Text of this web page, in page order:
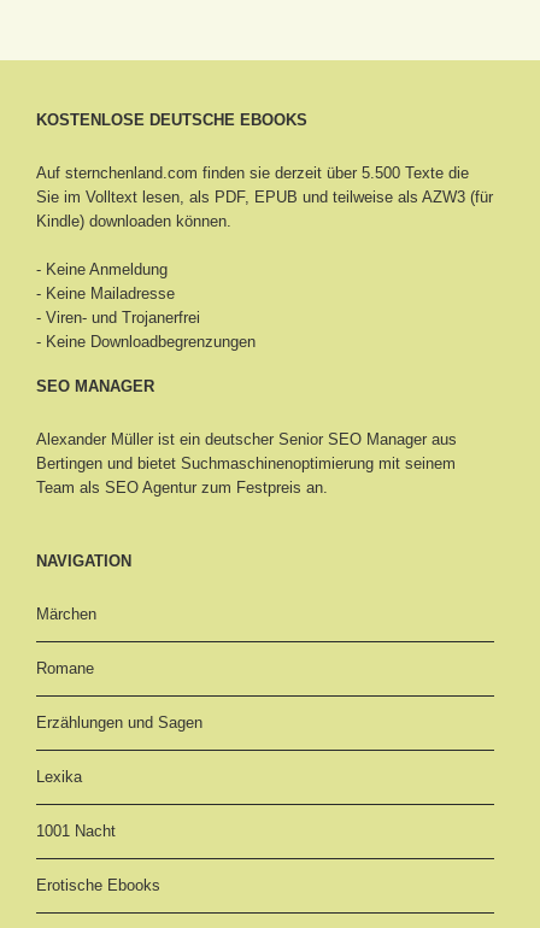
KOSTENLOSE DEUTSCHE EBOOKS
Auf sternchenland.com finden sie derzeit über 5.500 Texte die
Sie im Volltext lesen, als PDF, EPUB und teilweise als AZW3 (für
Kindle) downloaden können.
- Keine Anmeldung
- Keine Mailadresse
- Viren- und Trojanerfrei
- Keine Downloadbegrenzungen
SEO MANAGER
Alexander Müller ist ein deutscher Senior SEO Manager aus
Bertingen und bietet Suchmaschinenoptimierung mit seinem
Team als SEO Agentur zum Festpreis an.
NAVIGATION
Märchen
Romane
Erzählungen und Sagen
Lexika
1001 Nacht
Erotische Ebooks